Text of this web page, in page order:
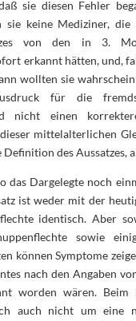
sie diesen Fehler
sie keine Mediziner, die
von den in 3.
erkannt hätten, und,
wollten sie
für die
nicht einen
mittelalterlichen
des Aussatzes,
das Dargelegte noch
ist weder mit der
identisch. Aber
sowie
können Symptome
nach den Angaben
worden wären. Beim
auch nicht um eine